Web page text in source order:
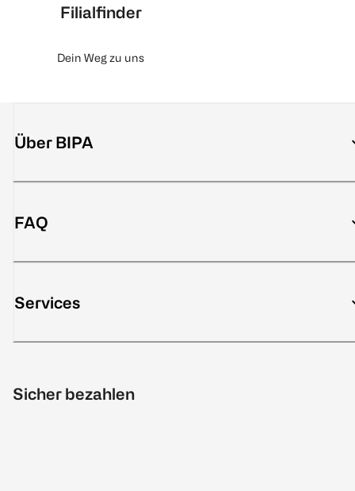
Filialfinder
Dein Weg zu uns
Über BIPA
FAQ
Services
Sicher bezahlen